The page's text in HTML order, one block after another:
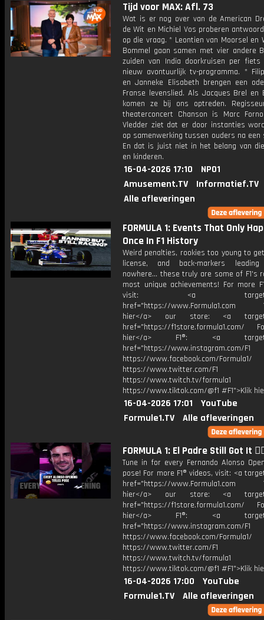
Tijd voor MAX: Afl. 73
Wat is er nog over van de American
de Wit en Michiel Vos proberen
op die vraag. * Leontien van Moorsel en
Bommel gaan samen met vier andere
zuiden van India doorkruisen per fiets
nieuw avontuurlijk tv-programma. *
en Janneke Elisabeth brengen een
Franse levenslied. Als Jacques Brel en
komen ze bij ons optreden.
theaterconcert Chanson is Marc
Vledder ziet dat er door instanties
op samenwerking tussen ouders na een
En dat is juist niet in het belang van
en kinderen.
16-04-2026 17:10
NPO1
Amusement.TV
Informatief.TV
Alle afleveringen
FORMULA 1: Events That Only
Once In F1 History
Weird penalties, rookies too young to
license, and back-markers
nowhere... these truly are some of F1's
most unique achievements! For more
visit: <a
href="https://www.Formula1.com
hier</a> our store: <a
href="https://f1store.formula1.com/
hier</a> F1®: <a
href="https://www.instagram.com/F1
https://www.facebook.com/Formula1/
https://www.twitter.com/F1
https://www.twitch.tv/formula1
https://www.tiktok.com/@f1 #F1">Klik
16-04-2026 17:01
YouTube
Formule1.TV
Alle afleveringen
FORMULA 1: El Padre Still Got It
Tune in for every Fernando Alonso
pose! For more F1® videos, visit: <a
href="https://www.Formula1.com
hier</a> our store: <a
href="https://f1store.formula1.com/
hier</a> F1®: <a
href="https://www.instagram.com/F1
https://www.facebook.com/Formula1/
https://www.twitter.com/F1
https://www.twitch.tv/formula1
https://www.tiktok.com/@f1 #F1">Klik
16-04-2026 17:00
YouTube
Formule1.TV
Alle afleveringen